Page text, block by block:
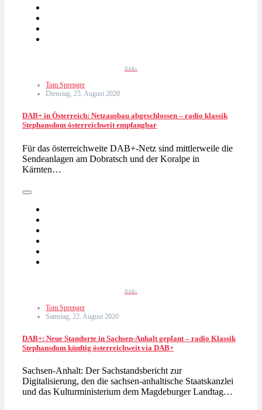
DAB+
Tom Sprenger
Dienstag, 25. August 2020
DAB+ in Österreich: Netzausbau abgeschlossen – radio klassik
Stephansdom österreichweit empfangbar
Für das österreichweite DAB+-Netz sind mittlerweile die
Sendeanlagen am Dobratsch und der Koralpe in
Kärnten…
DAB+
Tom Sprenger
Samstag, 22. August 2020
DAB+: Neue Standorte in Sachsen-Anhalt geplant – radio Klassik
Stephansdom künftig österreichweit via DAB+
Sachsen-Anhalt: Der Sachstandsbericht zur
Digitalisierung, den die sachsen-anhaltische Staatskanzlei
und das Kulturministerium dem Magdeburger Landtag…